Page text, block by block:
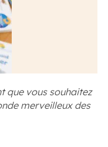
que vous souhaitez
merveilleux des